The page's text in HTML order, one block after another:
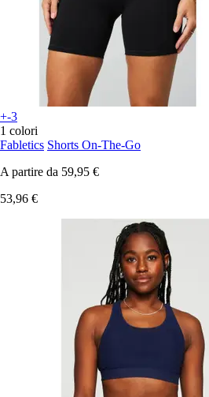
+-3
1 colori
Fabletics Shorts On-The-Go
A partire da 59,95 €
53,96 €